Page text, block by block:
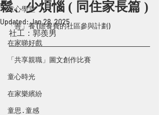
童心學堂
「善」養 (贍養費的社區參與計劃)
在家睇好戲
「共享親職」圖文創作比賽
童心時光
在家樂繽紛
童思 · 童感
鬆、少煩惱 ( 同住家長篇 )
Updated:Jan 28, 2025
社工：郭羨男